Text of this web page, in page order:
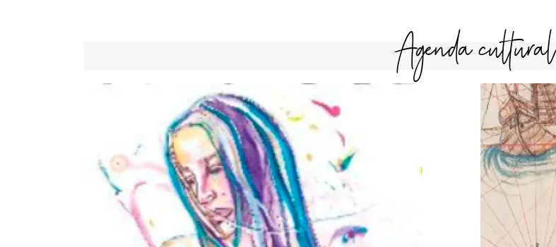
Agenda cultural